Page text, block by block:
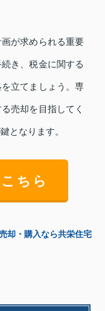
が求められる重要
き、税金に関する
立てましょう。専
売却を目指してく
となります。
ちら
却・購入なら共栄住宅